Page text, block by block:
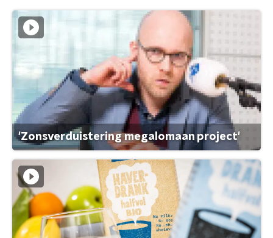
'Zonsverduistering megalomaan project'